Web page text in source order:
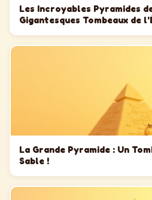
Les Incroyables Pyramides
Gigantesques Tombeaux de
La Grande Pyramide : Un
Sable !